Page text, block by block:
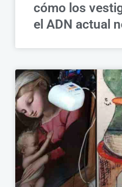
cómo los
el ADN actual